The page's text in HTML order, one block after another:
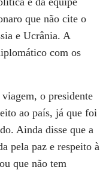
que não cite o
e Ucrânia. A
com os
o presidente
ao país, já que foi
Ainda disse que a
pela paz e respeito à
que não tem